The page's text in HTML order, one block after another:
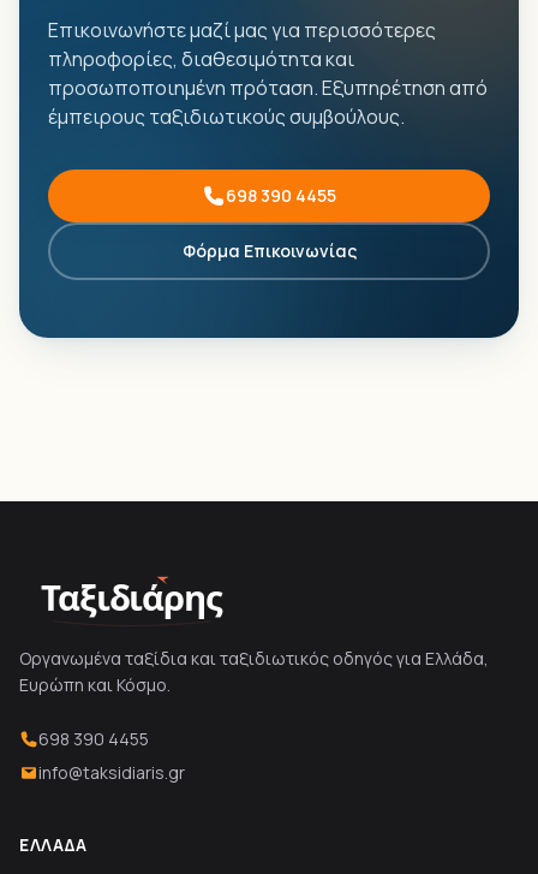
Επικοινωνήστε μαζί μας για περισσότερες
πληροφορίες, διαθεσιμότητα και
προσωποποιημένη πρόταση. Εξυπηρέτηση από
έμπειρους ταξιδιωτικούς συμβούλους.
698 390 4455
Φόρμα Επικοινωνίας
Ταξιδιάρης
Οργανωμένα ταξίδια και ταξιδιωτικός οδηγός για Ελλάδα,
Ευρώπη και Κόσμο.
698 390 4455
info@taksidiaris.gr
ΕΛΛΆΔΑ